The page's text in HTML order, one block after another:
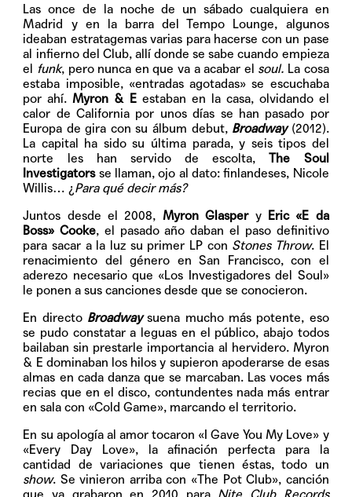
Las once de la noche de un sábado cualquiera en
Madrid y en la barra del Tempo Lounge, algunos
ideaban estratagemas varias para hacerse con un pase
al infierno del Club, allí donde se sabe cuando empieza
el funk, pero nunca en que va a acabar el soul. La cosa
estaba imposible, «entradas agotadas» se escuchaba
por ahí.Myron & E estaban en la casa, olvidando el
calor de California por unos días se han pasado por
Europa de gira con su álbum debut, Broadway(2012).
La capital ha sido su última parada, y seis tipos del
norte les han servido de escolta,The Soul
Investigatorsse llaman, ojo al dato: finlandeses, Nicole
Willis… ¿Para qué decir más?
Juntos desde el 2008, Myron Glaspery Eric «E da
Boss» Cooke, el pasado año daban el paso definitivo
para sacar a la luz su primer LP con Stones Throw. El
renacimiento del género en San Francisco, con el
aderezo necesario que «Los Investigadores del Soul»
le ponen a sus canciones desde que se conocieron.
En directo Broadwaysuena mucho más potente, eso
se pudo constatar a leguas en el público, abajo todos
bailaban sin prestarle importancia al hervidero. Myron
& E dominaban los hilos y supieron apoderarse de esas
almas en cada danza que se marcaban. Las voces más
recias que en el disco, contundentes nada más entrar
en sala con «Cold Game», marcando el territorio.
En su apología al amor tocaron «I Gave You My Love» y
«Every Day Love», la afinación perfecta para la
cantidad de variaciones que tienen éstas, todo un
show. Se vinieron arriba con «The Pot Club», canción